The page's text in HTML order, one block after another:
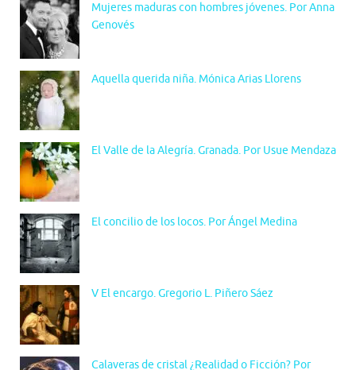
Mujeres maduras con hombres jóvenes. Por Anna
Genovés
Aquella querida niña. Mónica Arias Llorens
El Valle de la Alegría. Granada. Por Usue Mendaza
El concilio de los locos. Por Ángel Medina
V El encargo. Gregorio L. Piñero Sáez
Calaveras de cristal ¿Realidad o Ficción? Por